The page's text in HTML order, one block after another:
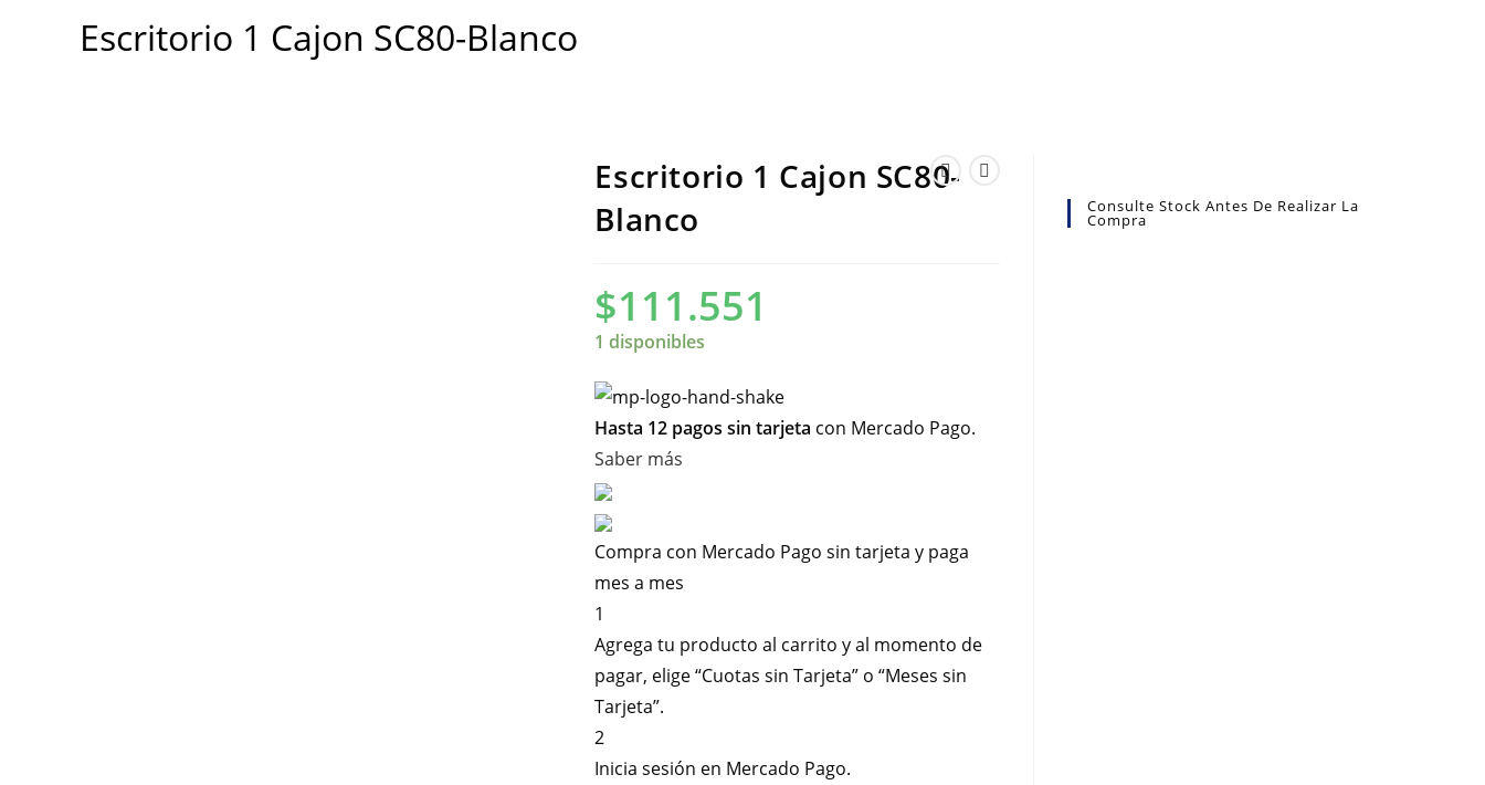
SC80-
Blanco
Escritorio 1 Cajon SC80-Blanco
Escritorio 1 Cajon SC80-
Blanco
$111.551
1 disponibles
Hasta 12 pagos sin tarjeta con Mercado Pago.
Saber más
Compra con Mercado Pago sin tarjeta y paga
mes a mes
1
Agrega tu producto al carrito y al momento de
pagar, elige “Cuotas sin Tarjeta” o “Meses sin
Tarjeta”.
2
Inicia sesión en Mercado Pago.
Consulte Stock Antes De Realizar La
Compra